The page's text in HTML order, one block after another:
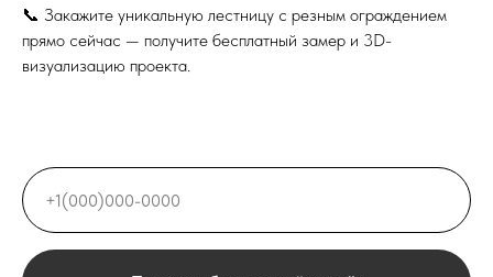
📞 Закажите уникальную лестницу с резным ограждением
прямо сейчас — получите бесплатный замер и 3D-
визуализацию проекта.